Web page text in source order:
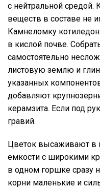
с нейтральной средой.
веществ в составе не
Камнеломку
в кислой почве.
самостоятельно
листовую землю и
указанных
добавляют
керамзита. Если под
гравий.
Цветок высаживают в
емкости с широкими
в одном горшке сразу
корни маленькие и